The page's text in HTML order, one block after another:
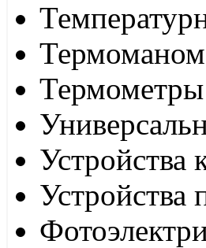
Термометры
Устройства
Устройства